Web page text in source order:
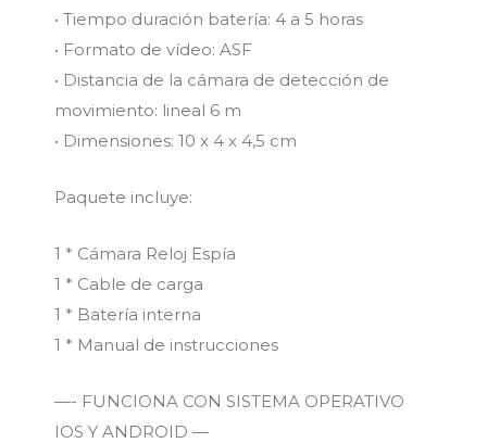
• Tiempo duración batería: 4 a 5 horas
• Formato de vídeo: ASF
• Distancia de la cámara de detección de
movimiento: lineal 6 m
• Dimensiones: 10 x 4 x 4,5 cm
Paquete incluye:
1 * Cámara Reloj Espía
1 * Cable de carga
1 * Batería interna
1 * Manual de instrucciones
—- FUNCIONA CON SISTEMA OPERATIVO
IOS Y ANDROID —